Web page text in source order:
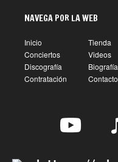
NAVEGA POR LA WEB
Inicio Tienda
Conciertos
Videos
Discografía
Biografía
Contratación
Contacto